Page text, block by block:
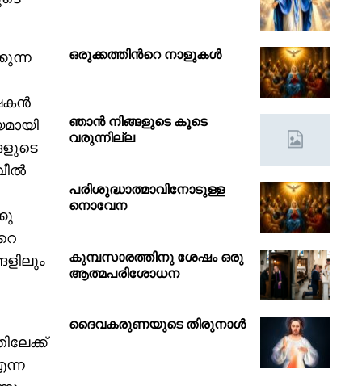
ഒരുക്കത്തിൻറെ നാളുകൾ
ഞാൻ നിങ്ങളുടെ കൂടെ
വരുന്നില്ല
പരിശുദ്ധാത്മാവിനോടുള്ള
നൊവേന
കുമ്പസാരത്തിനു ശേഷം ഒരു
ആത്മപരിശോധന
ദൈവകരുണയുടെ തിരുനാൾ